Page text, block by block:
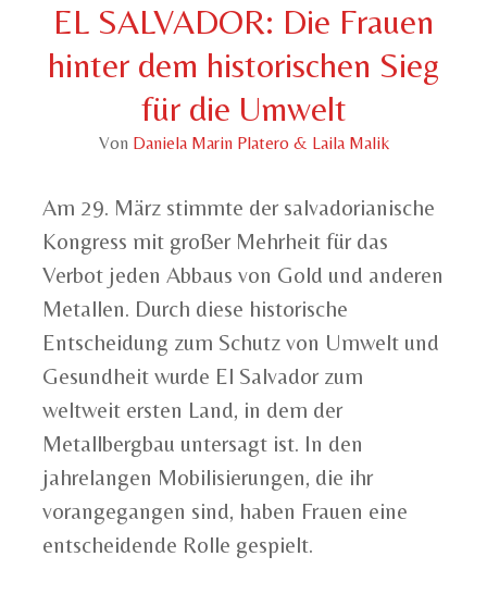
EL SALVADOR: Die Frauen
hinter dem historischen Sieg
für die Umwelt
Von Daniela Marin Platero & Laila Malik
Am 29. März stimmte der salvadorianische
Kongress mit großer Mehrheit für das
Verbot jeden Abbaus von Gold und anderen
Metallen. Durch diese historische
Entscheidung zum Schutz von Umwelt und
Gesundheit wurde El Salvador zum
weltweit ersten Land, in dem der
Metallbergbau untersagt ist. In den
jahrelangen Mobilisierungen, die ihr
vorangegangen sind, haben Frauen eine
entscheidende Rolle gespielt.